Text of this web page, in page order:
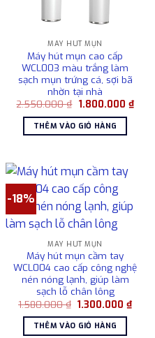
MÁY HÚT MỤN
Máy hút mụn cao cấp
WCL003 màu trắng làm
sạch mụn trứng cá, sợi bã
nhờn tại nhà
2.550.000₫ Giá
là:
2.550.000 ₫.
1.800.000 ₫Giá
THÊM VÀO GIỎ HÀNG
-18%
MÁY HÚT MỤN
Máy hút mụn cầm tay
WCL004 cao cấp công nghệ
nén nóng lạnh, giúp làm
sạch lỗ chân lông
1.580.000₫ Giá
là:
1.580.000 ₫.
1.300.000₫Giá
hiện
THÊM VÀO GIỎ HÀNG